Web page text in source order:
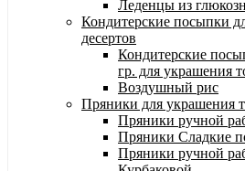
Леденцы из
Кондитерские посыпки
десертов
Кондитерские
гр. для украшения
Воздушный рис
Пряники для украшения
Пряники ручной
Пряники Сладкие
Пряники ручной